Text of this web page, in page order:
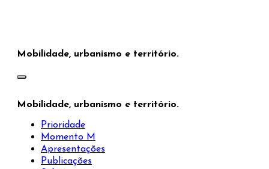
Mobilidade, urbanismo e território.
Mobilidade, urbanismo e território.
Prioridade
Momento M
Apresentações
Publicações